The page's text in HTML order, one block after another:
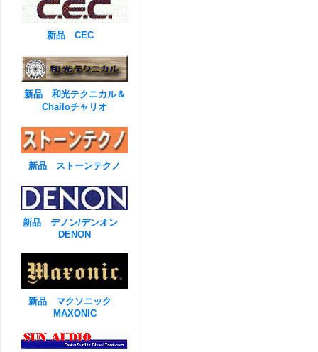
新品 CEC
新品 和光テクニカル＆
Chailoチャリオ
新品 ストーンテクノ
新品 デノン/デンオン
DENON
新品 マクソニック
MAXONIC